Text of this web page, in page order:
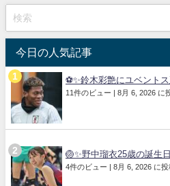
今日の人気記事
⚽✨鈴木彩艶にユベント
11件のビュー | 8月 6, 2026 に
🏐✨野中瑠衣25歳の誕生
4件のビュー | 8月 6, 2026 に